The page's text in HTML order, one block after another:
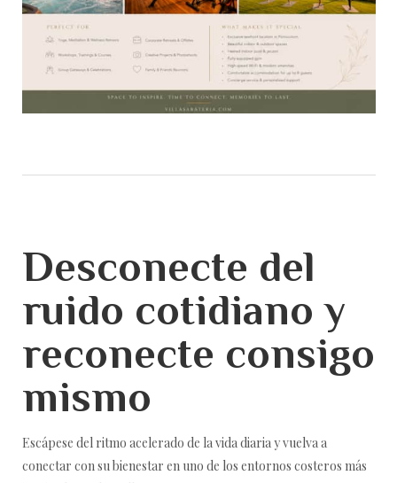
Desconecte del
ruido cotidiano y
reconecte consigo
mismo
Escápese del ritmo acelerado de la vida diaria y vuelva a
conectar con su bienestar en uno de los entornos costeros más